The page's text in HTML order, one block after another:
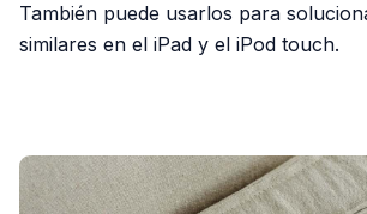
También puede usarlos para
similares en el iPad y el iPod touch.